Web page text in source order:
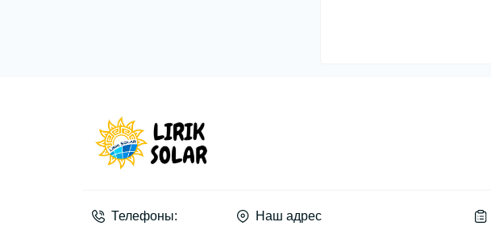
Телефоны: Наш адрес